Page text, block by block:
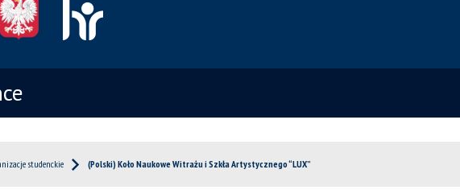
studenckie (Polski) Koło Naukowe Witrażu i Szkła Artystycznego “LUX”